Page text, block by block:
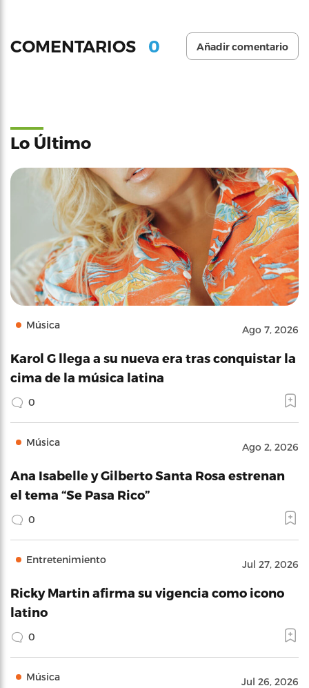
COMENTARIOS 0 Añadir comentario
Lo Último
Música Ago 7, 2026
Karol G llega a su nueva era tras conquistar la
cima de la música latina
0
Música Ago 2, 2026
Ana Isabelle y Gilberto Santa Rosa estrenan
el tema “Se Pasa Rico”
0
Entretenimiento Jul 27, 2026
Ricky Martin afirma su vigencia como icono
latino
0
Música Jul 26, 2026